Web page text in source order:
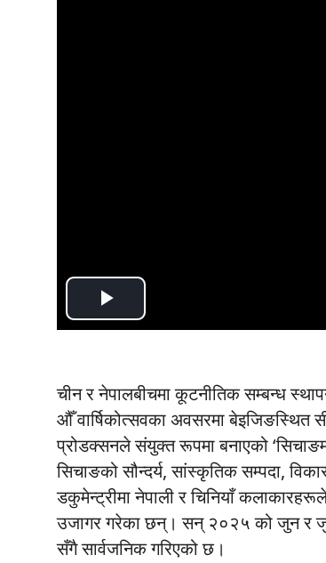
Play
चीन र नेपालबीचमा कूटनीतिक सम्बन्ध
औँ वार्षिकोत्सवका अवसरमा बेइजिङस्थित
प्रोडक्सनले संयुक्त रूपमा बनाएको
सिचाङको सौन्दर्य, सांस्कृतिक सम्पदा,
डकुमेन्ट्रीमा नेपाली र चिनियाँ
उजागर गरेका छन्। सन् २०२५ को जुन र
सँगै सार्वजनिक गरिएको छ।